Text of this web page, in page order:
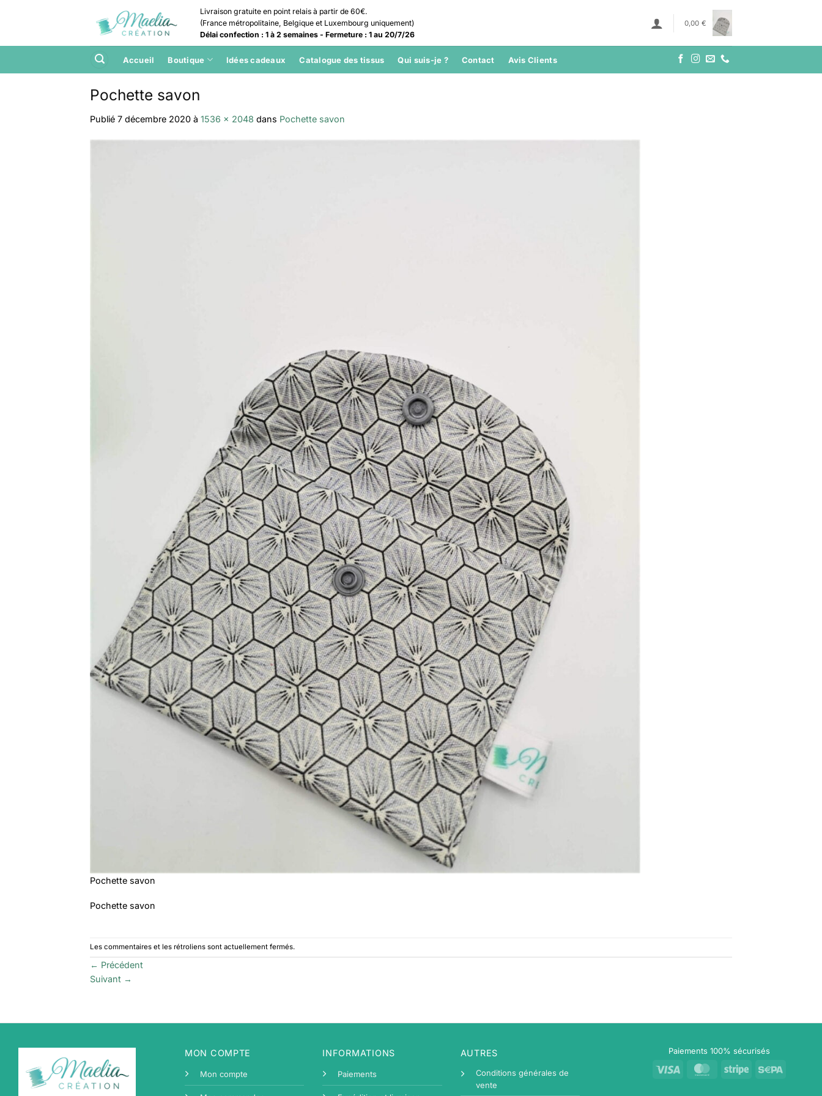
Livraison gratuite en point relais à partir de 60€.
(France métropolitaine, Belgique et Luxembourg uniquement)
Délai confection : 1 à 2 semaines - Fermeture : 1 au 20/7/26
0,00 €
Accueil Boutique Idées cadeaux Catalogue des tissus Qui suis-je ? Contact Avis Clients
Pochette savon
Publié 7 décembre 2020 à 1536 × 2048 dans Pochette savon
Pochette savon
Pochette savon
Les commentaires et les rétroliens sont actuellement fermés.
← Précédent
Suivant →
MON COMPTE
Mon compte
INFORMATIONS
Paiements
AUTRES
Conditions générales de
vente
Paiements 100% sécurisés
Visa MasterCard
Stripe